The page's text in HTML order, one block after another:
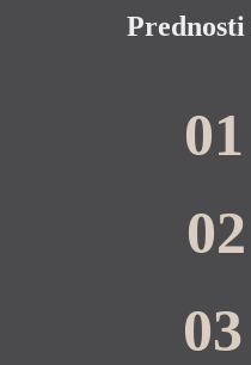
Prednosti
01
02
03